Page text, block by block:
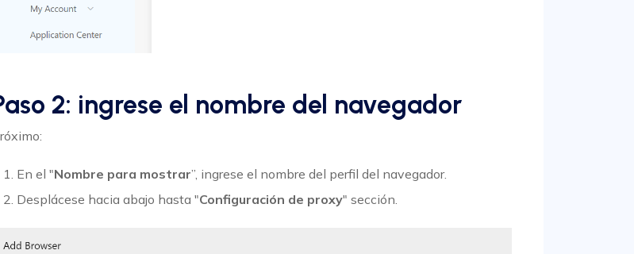
2: ingrese el nombre del navegador
En el "Nombre para mostrar”, ingrese el nombre del perfil del navegador.
Desplácese hacia abajo hasta "Configuración de proxy" sección.